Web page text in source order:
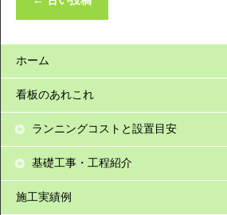
ホーム
看板のあれこれ
ランニングコストと設置目安
基礎工事・工程紹介
施工実績例